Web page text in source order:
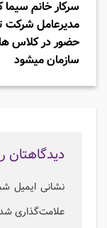
سرکار خانم سیما
مدیرعامل شرکت
حضور در کلاس
سازمان میشود
دیدگاهتان
نشانی ایمیل
علامت‌گذاری